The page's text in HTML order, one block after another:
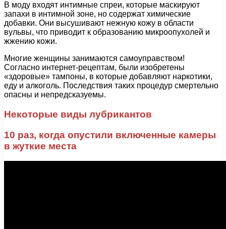
В моду входят интимные спреи, которые маскируют
запахи в интимной зоне, но содержат химические
добавки. Они высушивают нежную кожу в области
вульвы, что приводит к образованию микроопухолей и
жжению кожи.
Многие женщины занимаются самоуправством!
Согласно интернет-рецептам, были изобретены
«здоровые» тампоны, в которые добавляют наркотики,
еду и алкоголь. Последствия таких процедур смертельно
опасны и непредсказуемы.
Некоторые виды лубрикантов
10 раз, когда опустили включенные камеры
в жуткие места